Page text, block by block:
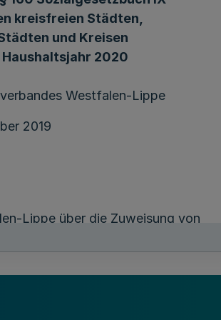
kreisfreien Städten,
und Kreisen
2020
Westfalen-Lippe
2019
Lippe über die Zuweisung von
(BGBl. I S. 3234), das zuletzt
I S. 2135) geändert worden